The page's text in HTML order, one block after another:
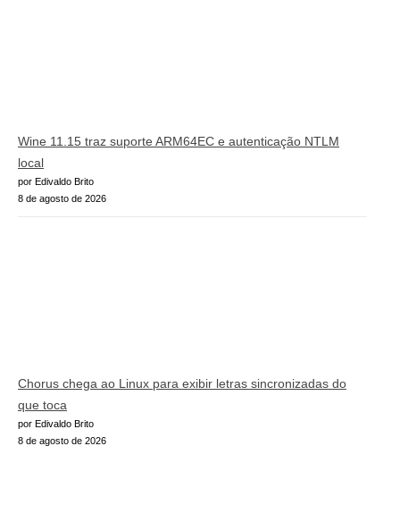
Wine 11.15 traz suporte ARM64EC e autenticação NTLM
local
por Edivaldo Brito
8 de agosto de 2026
Chorus chega ao Linux para exibir letras sincronizadas do
que toca
por Edivaldo Brito
8 de agosto de 2026